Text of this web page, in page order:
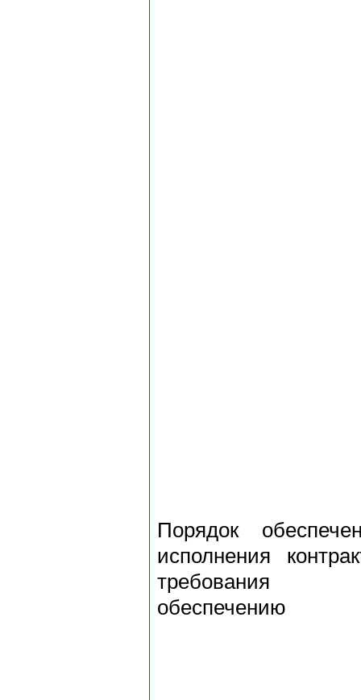
Порядок
исполнения
требования
обеспечению